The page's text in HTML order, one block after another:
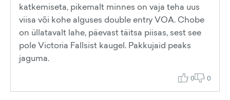
katkemiseta, pikemalt minnes on vaja teha uus
viisa või kohe alguses double entry VOA. Chobe
on üllatavalt lahe, päevast täitsa piisas, sest see
pole Victoria Fallsist kaugel. Pakkujaid peaks
jaguma.
0 0